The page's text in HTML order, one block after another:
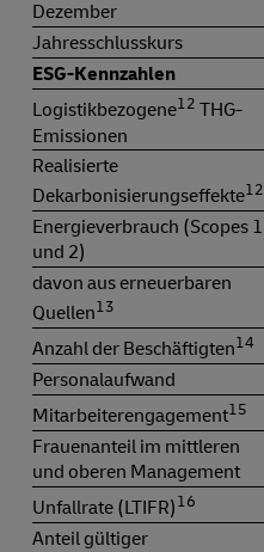
Dezember
Jahresschlusskurs
ESG-Kennzahlen
Logistikbezogene12 THG-
Emissionen
Realisierte
Dekarbonisierungseffekte12
Energieverbrauch (Scopes 1
und 2)
davon aus erneuerbaren
Quellen13
Anzahl der Beschäftigten14
Personalaufwand
Mitarbeiterengagement15
Frauenanteil im mittleren
und oberen Management
Unfallrate (LTIFR)16
Anteil gültiger